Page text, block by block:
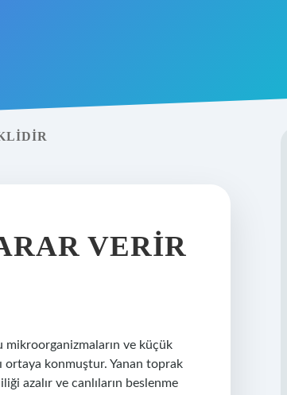
VERIR
mikroorganizmaların ve küçük
ortaya konmuştur. Yanan toprak
azalır ve canlıların beslenme